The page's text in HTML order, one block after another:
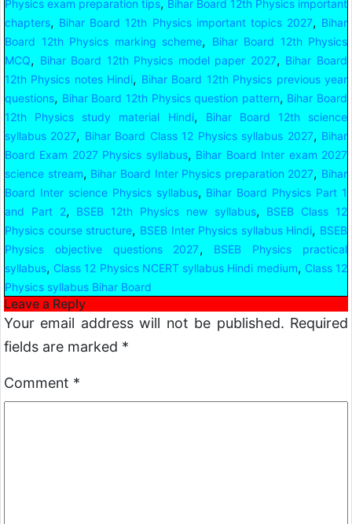
Physics exam preparation tips Bihar Board 12th Physics important
chapters, Bihar Board 12th Physics important topics 2027, Bihar
Board 12th Physics marking scheme,
Bihar Board 12th Physics
MCQ, Bihar Board 12th Physics model paper 2027, Bihar Board
12th Physics notes Hindi, Bihar Board 12th Physics previous year
questions, Bihar Board 12th Physics question pattern, Bihar Board
12th Physics study material Hindi,
Bihar Board 12th science
syllabus 2027, Bihar Board Class 12 Physics syllabus 2027, Bihar
Board Exam 2027 Physics syllabus, Bihar Board Inter exam 2027
science stream, Bihar Board Inter Physics preparation 2027, Bihar
Board Inter science Physics syllabus, Bihar Board Physics Part 1
and Part 2, BSEB 12th Physics new syllabus,
BSEB Class 12
Physics course structure, BSEB Inter Physics syllabus Hindi, BSEB
Physics objective questions 2027,
BSEB Physics practical
syllabus, Class 12 Physics NCERT syllabus Hindi medium, Class 12
Physics syllabus Bihar Board
Leave a Reply
Your email address will not be published. Required
fields are marked *
Comment *